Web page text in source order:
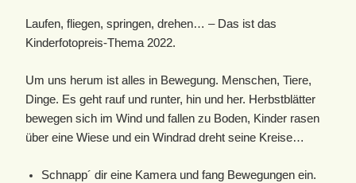
Laufen, fliegen, springen, drehen… – Das ist das
Kinderfotopreis-Thema 2022.
Um uns herum ist alles in Bewegung. Menschen, Tiere,
Dinge. Es geht rauf und runter, hin und her. Herbstblätter
bewegen sich im Wind und fallen zu Boden, Kinder rasen
über eine Wiese und ein Windrad dreht seine Kreise…
Schnapp´ dir eine Kamera und fang Bewegungen ein.